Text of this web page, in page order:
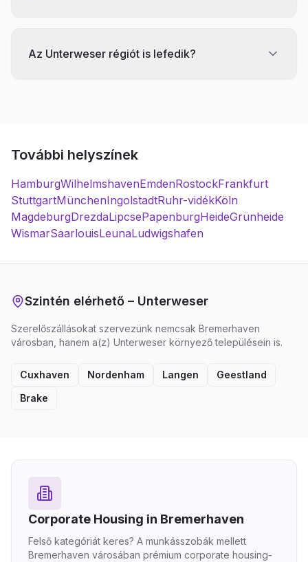
Az Unterweser régiót is lefedik?
További helyszínek
HamburgWilhelmshavenEmdenRostockFrankfurt
StuttgartMünchenIngolstadtRuhr-vidékKöln
MagdeburgDrezdaLipcsePapenburgHeideGrünheide
WismarSaarlouisLeunaLudwigshafen
Szintén elérhető – Unterweser
Szerelőszállásokat szervezünk nemcsak Bremerhaven
városban, hanem a(z) Unterweser környező településein is.
Cuxhaven Nordenham Langen
Geestland
Brake
Corporate Housing in Bremerhaven
Felső kategóriát keres? A munkásszobák mellett
Bremerhaven városában prémium corporate housing-